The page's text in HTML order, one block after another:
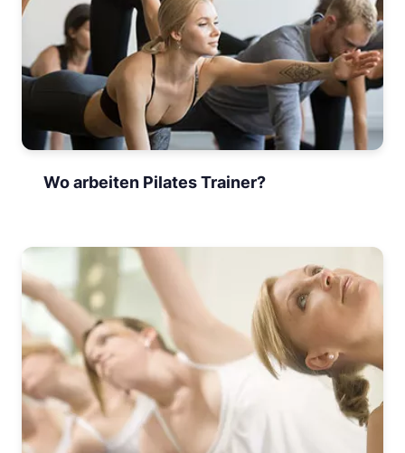
Wo arbeiten Pilates Trainer?